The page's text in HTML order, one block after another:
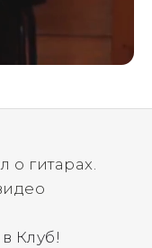
о гитарах.
Клуб!